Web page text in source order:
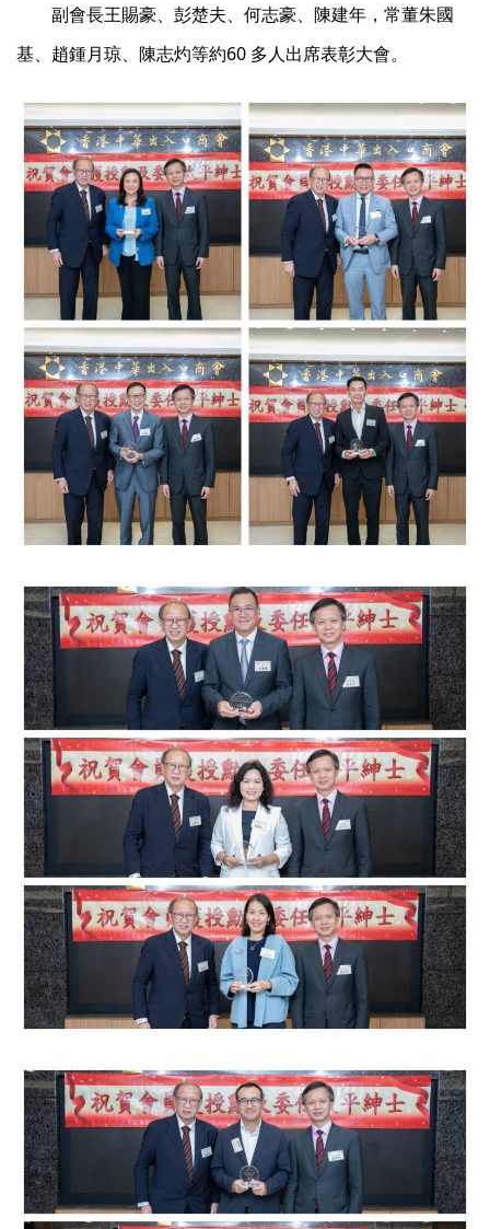
副會長王賜豪、彭楚夫、何志豪、陳建年，常董朱國
基、趙鍾月琼、陳志灼等約60 多人出席表彰大會。